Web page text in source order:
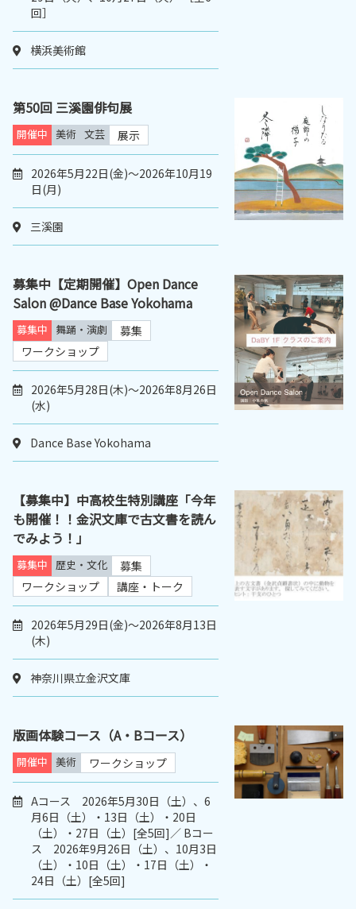
回］
横浜美術館
第50回 三溪園俳句展
開催中 美術 文芸 展示
2026年5月22日(金)～2026年10月19
日(月)
三溪園
募集中【定期開催】Open Dance
Salon @Dance Base Yokohama
募集中 舞踊・演劇
募集
ワークショップ
2026年5月28日(木)～2026年8月26日
(水)
Dance Base Yokohama
【募集中】中高校生特別講座「今年
も開催！！金沢文庫で古文書を読ん
でみよう！」
募集中 歴史・文化
募集
ワークショップ
講座・トーク
2026年5月29日(金)～2026年8月13日
(木)
神奈川県立金沢文庫
版画体験コース（A・Bコース）
開催中 美術 ワークショップ
Aコース 2026年5月30日（土）、6
月6日（土）・13日（土）・20日
（土）・27日（土）[全5回]／ Bコー
ス 2026年9月26日（土）、10月3日
（土）・10日（土）・17日（土）・
24日（土）[全5回]